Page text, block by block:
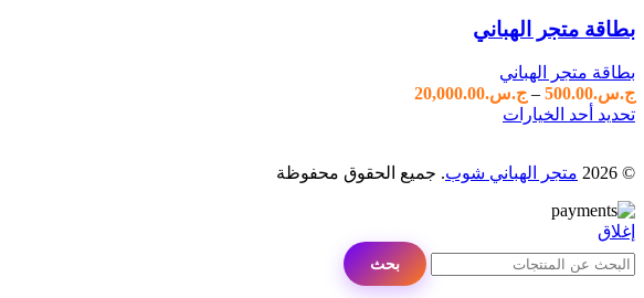
بطاقة متجر الهباني
بطاقة متجر الهباني
ج.س.500.00
– ج.س.20,000.00نطاق
خلال
تحديد أحد الخيارات
الأشكال
يمكن
اختيار
© 2026 متجر الهباني شوب. جميع الحقوق محفوظة
إغلاق
بحث